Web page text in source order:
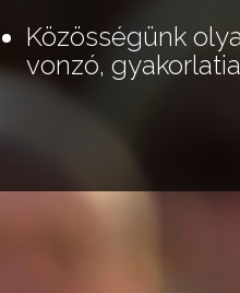
Közösségünk
vonzó,